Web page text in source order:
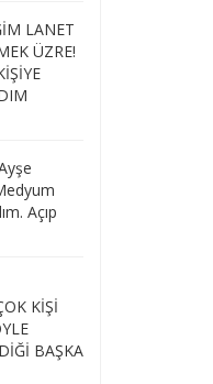
LANET
ÜZRE!
Açıp
KİŞİ
BAŞKA